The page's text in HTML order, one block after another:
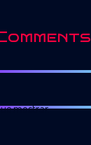
mostrar.